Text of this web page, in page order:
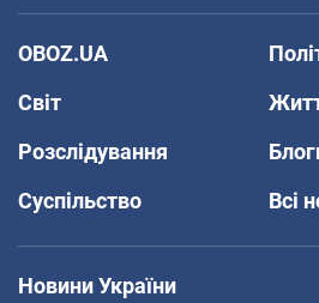
OBOZ.UA
Світ
Розслідування
Суспільство
Всі
Новини України